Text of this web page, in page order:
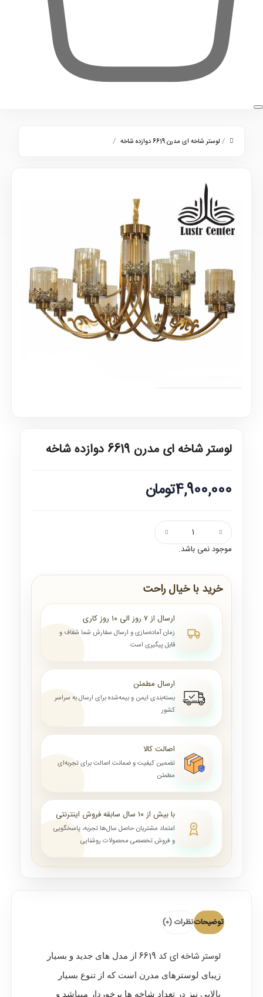
/ لوستر شاخه ای مدرن 6619 دوازده شاخه /
لوستر شاخه ای مدرن 6619 دوازده شاخه
4,900,000تومان
موجود نمی باشد.
خرید با خیال راحت
ارسال از ۷ روز الی ۱۰ روز کاری
زمان آماده‌سازی و ارسال سفارش شما شفاف و
قابل پیگیری است
ارسال مطمئن
بسته‌بندی ایمن و بیمه‌شده برای ارسال به سراسر
کشور
اصالت کالا
تضمین کیفیت و ضمانت اصالت برای تجربه‌ای
مطمئن
با بیش از ۱۰ سال سابقه فروش اینترنتی
اعتماد مشتریان حاصل سال‌ها تجربه، پاسخگویی
و فروش تخصصی محصولات روشنایی
توضیحاتنظرات (0)
لوستر شاخه ای کد 6619 از مدل های جدید و بسیار
زیبای لوسترهای مدرن است که از تنوع بسیار
بالایی نیز در تعداد شاخه ها برخوردار میباشد و